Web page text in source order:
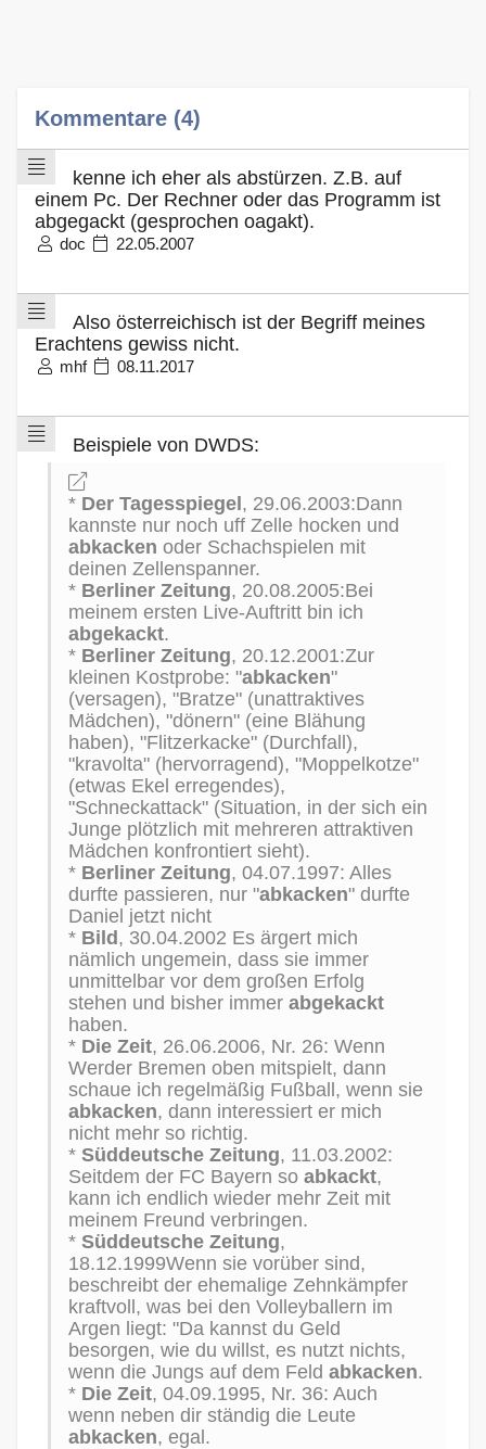
Kommentare (4)
kenne ich eher als abstürzen. Z.B. auf
einem Pc. Der Rechner oder das Programm ist
abgegackt (gesprochen oagakt).
doc 22.05.2007
Also österreichisch ist der Begriff meines
Erachtens gewiss nicht.
mhf 08.11.2017
Beispiele von DWDS:
* Der Tagesspiegel, 29.06.2003:Dann
kannste nur noch uff Zelle hocken und
abkacken oder Schachspielen mit
deinen Zellenspanner.
* Berliner Zeitung, 20.08.2005:Bei
meinem ersten Live-Auftritt bin ich
abgekackt.
* Berliner Zeitung, 20.12.2001:Zur
kleinen Kostprobe: "abkacken"
(versagen), "Bratze" (unattraktives
Mädchen), "dönern" (eine Blähung
haben), "Flitzerkacke" (Durchfall),
"kravolta" (hervorragend), "Moppelkotze"
(etwas Ekel erregendes),
"Schneckattack" (Situation, in der sich ein
Junge plötzlich mit mehreren attraktiven
Mädchen konfrontiert sieht).
* Berliner Zeitung, 04.07.1997: Alles
durfte passieren, nur "abkacken" durfte
Daniel jetzt nicht
* Bild, 30.04.2002 Es ärgert mich
nämlich ungemein, dass sie immer
unmittelbar vor dem großen Erfolg
stehen und bisher immer abgekackt
haben.
* Die Zeit, 26.06.2006, Nr. 26: Wenn
Werder Bremen oben mitspielt, dann
schaue ich regelmäßig Fußball, wenn sie
abkacken, dann interessiert er mich
nicht mehr so richtig.
* Süddeutsche Zeitung, 11.03.2002:
Seitdem der FC Bayern so abkackt,
kann ich endlich wieder mehr Zeit mit
meinem Freund verbringen.
* Süddeutsche Zeitung,
18.12.1999Wenn sie vorüber sind,
beschreibt der ehemalige Zehnkämpfer
kraftvoll, was bei den Volleyballern im
Argen liegt: "Da kannst du Geld
besorgen, wie du willst, es nutzt nichts,
wenn die Jungs auf dem Feld abkacken.
* Die Zeit, 04.09.1995, Nr. 36: Auch
wenn neben dir ständig die Leute
abkacken, egal.